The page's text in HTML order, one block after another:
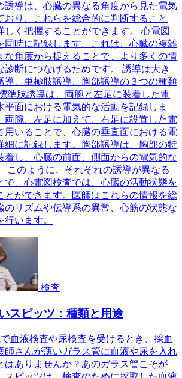
誘導は、心臓の異なる角度から見た電気
おり、これらを総合的に判断すること
しく把握することができます。 心電図
同時に記録します。これは、心臓の複雑
な角度から捉えることで、より多くの情
診断につなげるためです。 誘導は大き
導、単極肢誘導、胸部誘導の３つの種類
準肢誘導は、両腕と左足に装着した電
平面における電気的な活動を記録しま
両腕、左足に加えて、右足に設置した電
用いることで、心臓の垂直面における電
細に記録します。胸部誘導は、胸部の特
着し、心臓の前面、側面からの電気的な
このように、それぞれの誘導が異なる
で、心電図検査では、心臓の活動状態を
とができます。医師はこれらの情報を総
のリズムや伝導系の異常、心筋の状態な
います。
検査
スピッツ：種類と用途
血液検査や尿検査を受けるとき、採血
師さんが薄いガラス管に血液や尿を入れ
はありませんか？あのガラス管こそが